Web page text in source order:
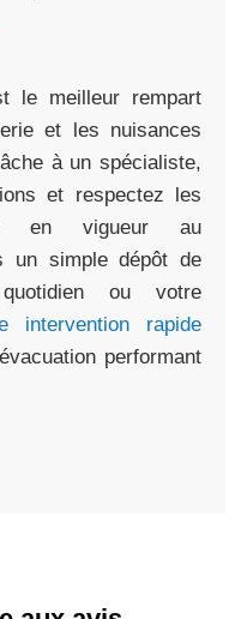
le meilleur rempart
et les nuisances
à un spécialiste,
et respectez les
en vigueur au
un simple dépôt de
ou votre
intervention rapide
performant